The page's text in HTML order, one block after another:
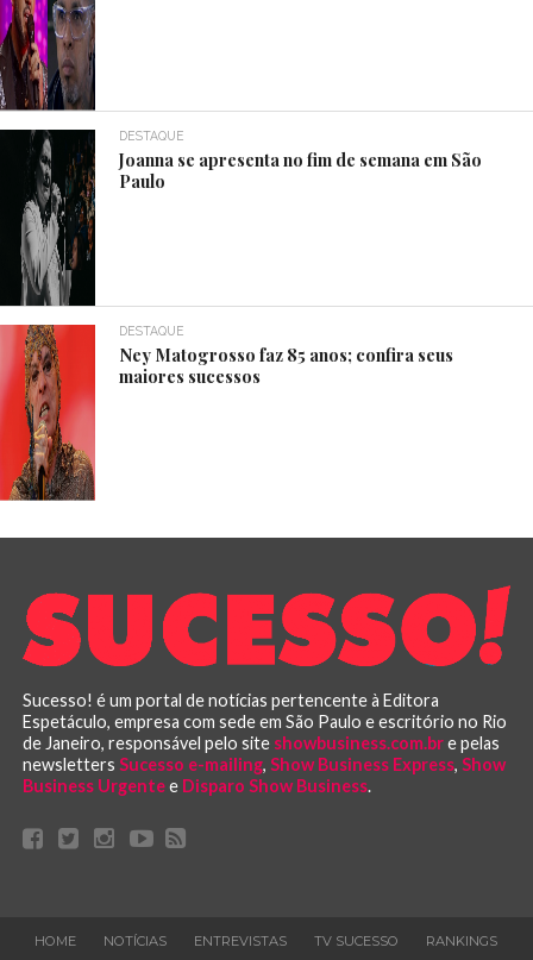
DESTAQUE
Joanna se apresenta no fim de semana em São
Paulo
DESTAQUE
Ney Matogrosso faz 85 anos; confira seus
maiores sucessos
Sucesso! é um portal de notícias pertencente à Editora
Espetáculo, empresa com sede em São Paulo e escritório no Rio
de Janeiro, responsável pelo site showbusiness.com.bre pelas
newsletters Sucesso e-mailing, Show Business Express, Show
Business Urgentee Disparo Show Business.
HOME NOTÍCIAS ENTREVISTAS TV SUCESSO
RANKINGS